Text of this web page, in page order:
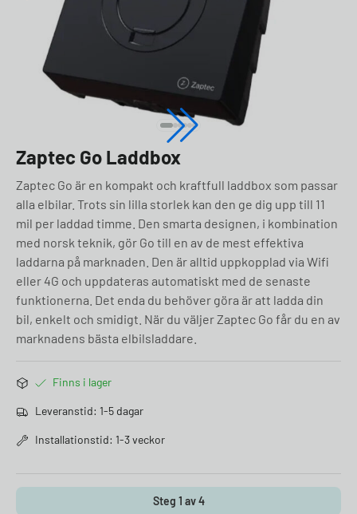
Zaptec Go Laddbox
Zaptec Go är en kompakt och kraftfull laddbox som passar
alla elbilar. Trots sin lilla storlek kan den ge dig upp till 11
mil per laddad timme. Den smarta designen, i kombination
med norsk teknik, gör Go till en av de mest effektiva
laddarna på marknaden. Den är alltid uppkopplad via Wifi
eller 4G och uppdateras automatiskt med de senaste
funktionerna. Det enda du behöver göra är att ladda din
bil, enkelt och smidigt. När du väljer Zaptec Go får du en av
marknadens bästa elbilsladdare.
Finns i lager
Leveranstid: 1-5 dagar
Installationstid: 1-3 veckor
Steg 1 av 4